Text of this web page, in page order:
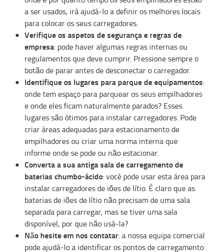
a ser usados, irá ajudá-lo a definir os melhores locais
para colocar os seus carregadores.
Verifique os aspetos de segurança e regras de
empresa: pode haver algumas regras internas ou
regulamentos que deve cumprir. Pressione sempre o
botão de parar antes de desconectar o carregador.
Identifique os lugares para parque de equipamentos:
onde tem espaço para parquear os seus empilhadores
e onde eles ficam naturalmente parados? Esses
lugares são ótimos para instalar carregadores. Pode
criar áreas adequadas para estacionamento de
empilhadores ou criar uma norma interna que
informe onde se pode ou não estacionar.
Converta a sua antiga sala de carregamento de
baterias chumbo-ácido: você pode usar esta área para
instalar carregadores de iões de lítio. É claro que as
baterias de iões de lítio não precisam de uma sala
separada para carregar, mas se tiver uma sala
disponível, por que não usá-la?
Não hesite em nos contatar: a nossa equipa comercial
pode ajudá-lo a identificar os pontos de carregamento